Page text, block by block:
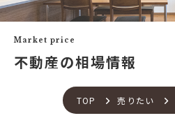
買いたい
中古×RF(リノベ)
新築建売購入サポート
不動産流通の仕組み
住宅ローンサポート
TOP 売りたい
Market price
不動産の相場情報